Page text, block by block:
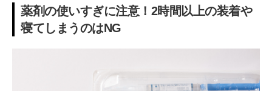
薬剤の使いすぎに注意！2時間以上の装着や
寝てしまうのはNG